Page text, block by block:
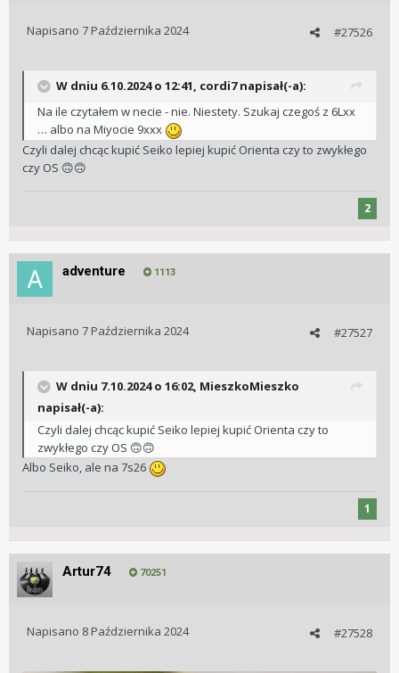
#27526
Napisano 7 Października 2024
W dniu 6.10.2024 o 12:41, cordi7napisał(-a):
Na ile czytałem w necie - nie. Niestety. Szukaj czegoś z 6Lxx
… albo na Miyocie 9xxx
Czyli dalej chcąc kupić Seiko lepiej kupić Orienta czy to zwykłego
czy OS 🙃🙃
2
adventure 1113
#27527
Napisano 7 Października 2024
W dniu 7.10.2024 o 16:02, MieszkoMieszko
napisał(-a):
Czyli dalej chcąc kupić Seiko lepiej kupić Orienta czy to
zwykłego czy OS 🙃🙃
Albo Seiko, ale na 7s26
1
Artur74 70251
#27528
Napisano 8 Października 2024